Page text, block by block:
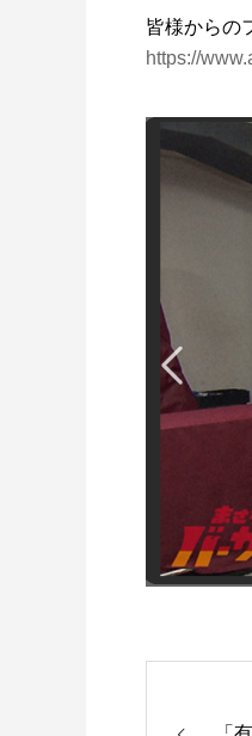
皆様からの
https://